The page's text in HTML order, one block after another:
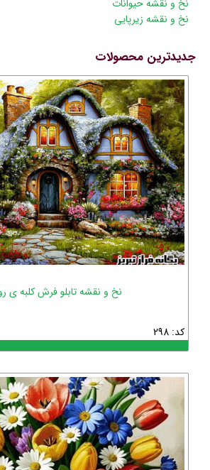
نخ و نقشه حیوانات
نخ و نقشه زیرپایی
جدیدترین محصولات
نخ و نقشه تابلو فرش کلبه ی
کد: 298